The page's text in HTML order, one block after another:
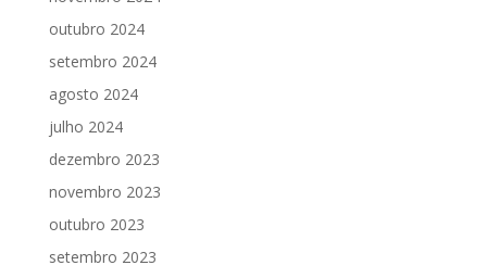
outubro 2024
setembro 2024
agosto 2024
julho 2024
dezembro 2023
novembro 2023
outubro 2023
setembro 2023